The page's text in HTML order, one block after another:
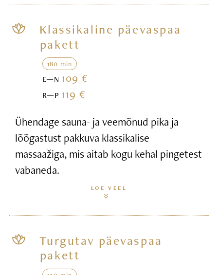
Klassikaline päevaspaa
pakett
180 min
E—N109 €
R—P119 €
Ühendage sauna- ja veemõnud pika ja
lõõgastust pakkuva klassikalise
massaažiga, mis aitab kogu kehal pingetest
vabaneda.
LOE VEEL
Turgutav päevaspaa
pakett